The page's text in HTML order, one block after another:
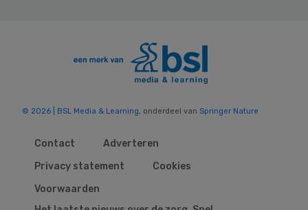
© 2026 | BSL Media & Learning, onderdeel van Springer Nature
Contact
Adverteren
Privacy statement
Cookies
Voorwaarden